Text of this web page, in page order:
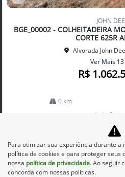
Co
arti
lhe
JOHN
BGE_00002 - COLHEITADEIRA
CORTE 625R
Alvorada John
Ver Mais
R$
0 km
Mais
Para otimizar sua experiência durante a
política de cookies e para proteger seus
nossa política de privacidade. Ao seguir
concorda com nossas políticas.